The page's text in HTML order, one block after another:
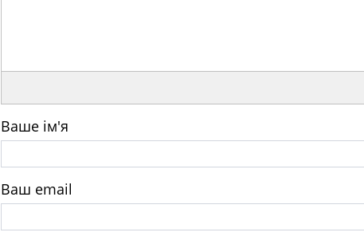
Ваше ім'я
Ваш email